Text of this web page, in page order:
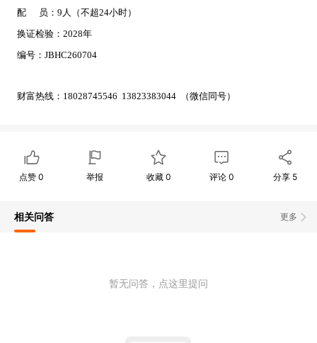
配 员：9人（不超24小时）
换证检验：2028年
编号：JBHC260704
财富热线：18028745546 13823383044 （微信同号）
点赞0 举报 收藏 0 评论0 分享 5
更多
相关问答
暂无问答，点这里提问